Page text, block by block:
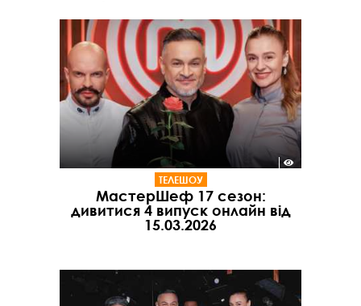
ТЕЛЕШОУ
МастерШеф 17 сезон:
дивитися 4 випуск онлайн від
15.03.2026